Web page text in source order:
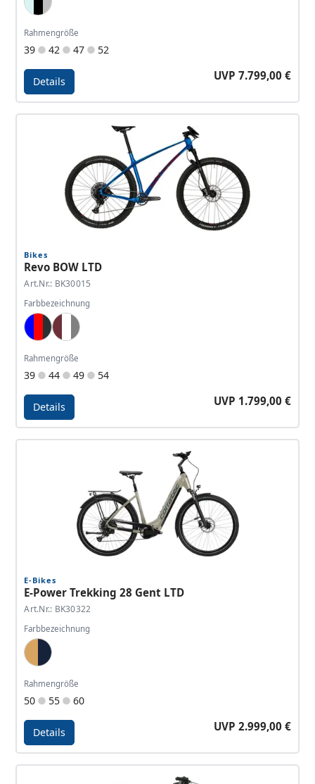
Silver Rainbow, Pearlized Black, Silver
Rahmengröße
39 42 47 52
Details UVP 7.799,00 €
Bikes
Revo BOW LTD
Art.Nr.: BK30015
Farbbezeichnung
Blue, Red, Anthracite
Wine Red, White, Grey
Rahmengröße
39 44 49 54
Details UVP 1.799,00 €
E-Bikes
E-Power Trekking 28 Gent LTD
Art.Nr.: BK30322
Farbbezeichnung
Sand, Blau
Rahmengröße
50 55 60
Details UVP 2.999,00 €